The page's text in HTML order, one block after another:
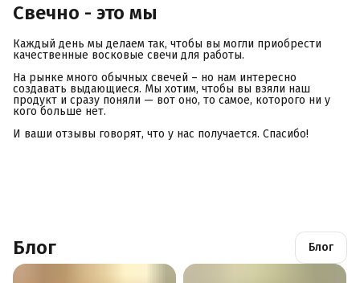
Свечно - это мы
Каждый день мы делаем так, чтобы вы могли приобрести
качественные восковые свечи для работы.
На рынке много обычных свечей – но нам интересно
создавать выдающиеся. Мы хотим, чтобы вы взяли наш
продукт и сразу поняли — вот оно, то самое, которого ни у
кого больше нет.
И ваши отзывы говорят, что у нас получается. Спасибо!
Блог Блог